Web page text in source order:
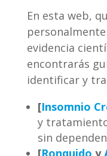
En esta web,
evidencia
encontrarás
identificar y
[Insomnio
y
sin
[Ronquido y